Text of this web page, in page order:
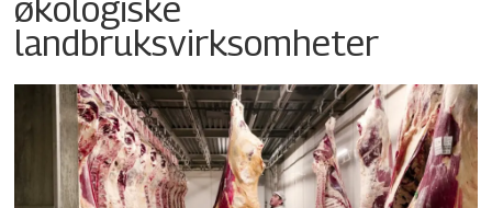
landbruksvirksomheter